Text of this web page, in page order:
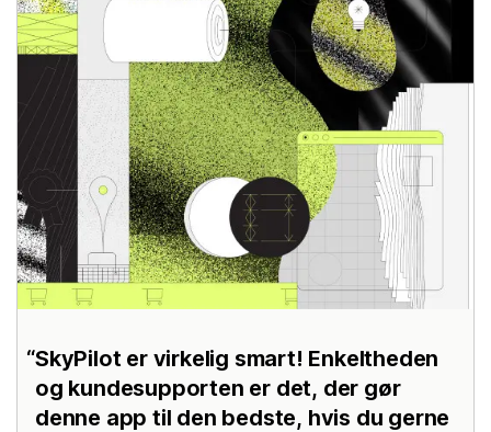
SkyPilot er virkelig smart! Enkeltheden
og kundesupporten er det, der gør
denne app til den bedste, hvis du gerne